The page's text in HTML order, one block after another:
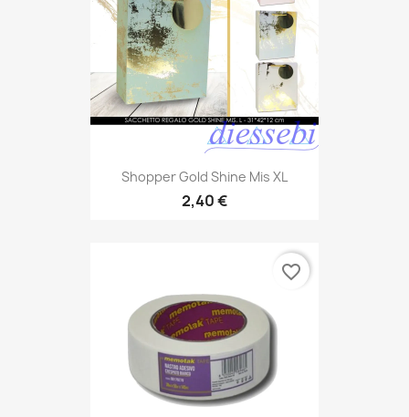
Shopper Gold Shine Mis XL
2,40 €
favorite_border